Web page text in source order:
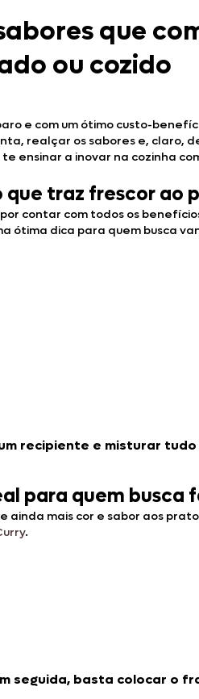
que
ou cozido
e com um ótimo custo-
realçar os sabores e, claro,
ensinar a inovar na cozinha
que traz frescor ao
contar com todos os
ótima dica para quem busca
recipiente e misturar
para quem busca
ainda mais cor e sabor aos
.
seguida, basta colocar o